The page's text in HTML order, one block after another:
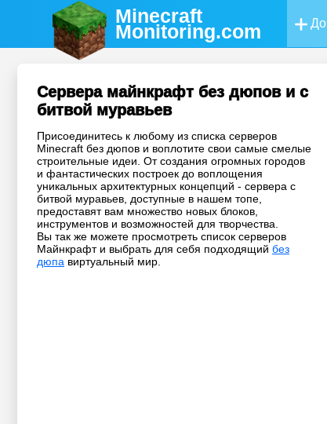
Minecraft
Monitoring.com
Сервера майнкрафт без дюпов и с
битвой муравьев
Присоединитесь к любому из списка серверов
Minecraft без дюпов и воплотите свои самые смелые
строительные идеи. От создания огромных городов
и фантастических построек до воплощения
уникальных архитектурных концепций - сервера с
битвой муравьев, доступные в нашем топе,
предоставят вам множество новых блоков,
инструментов и возможностей для творчества.
Вы так же можете просмотреть список серверов
Майнкрафт и выбрать для себя подходящий без
дюпа виртуальный мир.